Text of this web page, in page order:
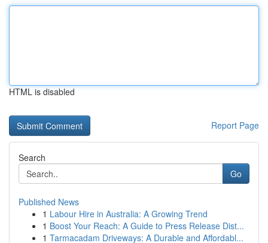
HTML is disabled
Report Page
Search
Go
Published News
1 Labour Hire in Australia: A Growing Trend
1 Boost Your Reach: A Guide to Press Release Dist...
1 Tarmacadam Driveways: A Durable and Affordabl...